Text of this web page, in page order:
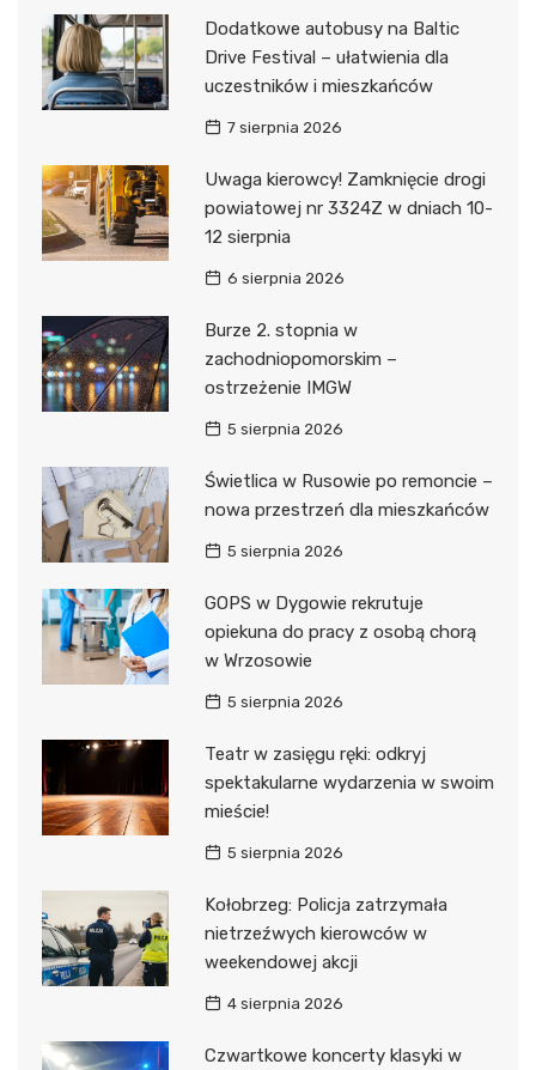
Dodatkowe autobusy na Baltic
Drive Festival – ułatwienia dla
uczestników i mieszkańców
7 sierpnia 2026
Uwaga kierowcy! Zamknięcie drogi
powiatowej nr 3324Z w dniach 10-
12 sierpnia
6 sierpnia 2026
Burze 2. stopnia w
zachodniopomorskim –
ostrzeżenie IMGW
5 sierpnia 2026
Świetlica w Rusowie po remoncie –
nowa przestrzeń dla mieszkańców
5 sierpnia 2026
GOPS w Dygowie rekrutuje
opiekuna do pracy z osobą chorą
w Wrzosowie
5 sierpnia 2026
Teatr w zasięgu ręki: odkryj
spektakularne wydarzenia w swoim
mieście!
5 sierpnia 2026
Kołobrzeg: Policja zatrzymała
nietrzeźwych kierowców w
weekendowej akcji
4 sierpnia 2026
Czwartkowe koncerty klasyki w